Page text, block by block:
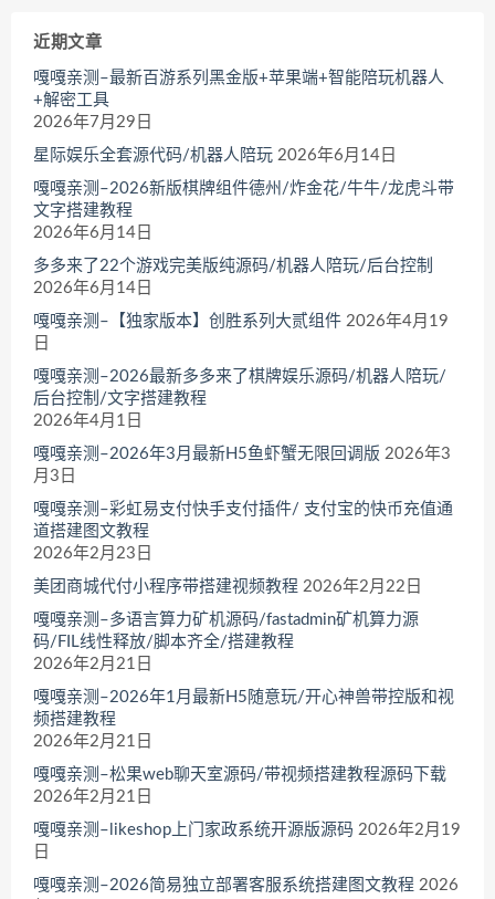
近期文章
嘎嘎亲测–最新百游系列黑金版+苹果端+智能陪玩机器人
+解密工具
2026年7月29日
星际娱乐全套源代码/机器人陪玩 2026年6月14日
嘎嘎亲测–2026新版棋牌组件德州/炸金花/牛牛/龙虎斗带
文字搭建教程
2026年6月14日
多多来了22个游戏完美版纯源码/机器人陪玩/后台控制
2026年6月14日
嘎嘎亲测–【独家版本】创胜系列大贰组件 2026年4月19
日
嘎嘎亲测–2026最新多多来了棋牌娱乐源码/机器人陪玩/
后台控制/文字搭建教程
2026年4月1日
嘎嘎亲测–2026年3月最新H5鱼虾蟹无限回调版 2026年3
月3日
嘎嘎亲测–彩虹易支付快手支付插件/ 支付宝的快币充值通
道搭建图文教程
2026年2月23日
美团商城代付小程序带搭建视频教程 2026年2月22日
嘎嘎亲测–多语言算力矿机源码/fastadmin矿机算力源
码/FIL线性释放/脚本齐全/搭建教程
2026年2月21日
嘎嘎亲测–2026年1月最新H5随意玩/开心神兽带控版和视
频搭建教程
2026年2月21日
嘎嘎亲测–松果web聊天室源码/带视频搭建教程源码下载
2026年2月21日
嘎嘎亲测–likeshop上门家政系统开源版源码 2026年2月19
日
嘎嘎亲测–2026简易独立部署客服系统搭建图文教程 2026